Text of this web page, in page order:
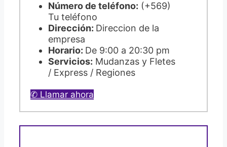
Número de teléfono: (+569)
Tu teléfono
Dirección: Direccion de la
empresa
Horario: De 9:00 a 20:30 pm
Servicios: Mudanzas y Fletes
/ Express / Regiones
✆ Llamar ahora